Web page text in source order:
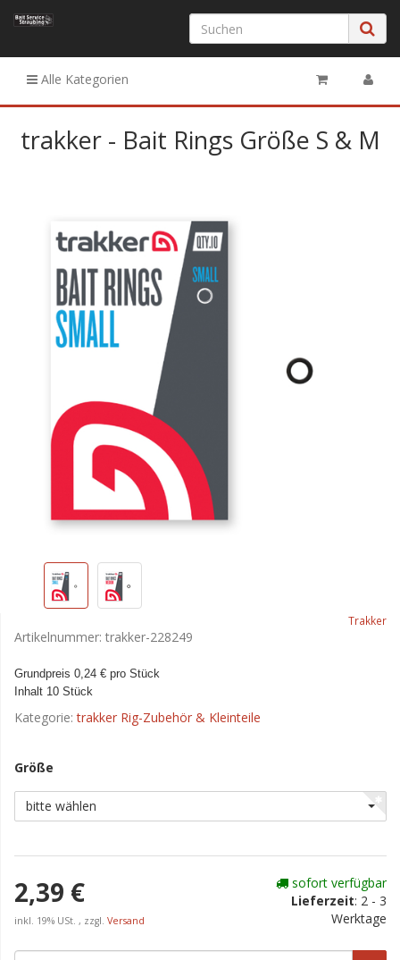
Alle Kategorien
trakker - Bait Rings Größe S & M
Trakker
Artikelnummer: trakker-228249
Grundpreis 0,24 € pro Stück
Inhalt 10 Stück
Kategorie:trakker Rig-Zubehör & Kleinteile
Größe
bitte wählen
2,39 €
inkl. 19% USt. , zzgl. Versand
sofort verfügbar
Lieferzeit: 2 - 3
Werktage